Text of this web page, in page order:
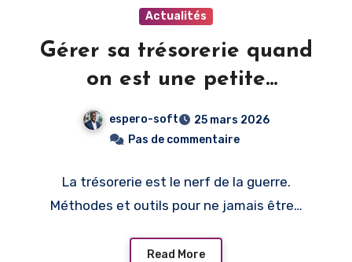
Actualités
Gérer sa trésorerie quand
on est une petite
entreprise en Belgique
espero-soft
25 mars 2026
Pas de commentaire
La trésorerie est le nerf de la guerre.
Méthodes et outils pour ne jamais être…
Read More